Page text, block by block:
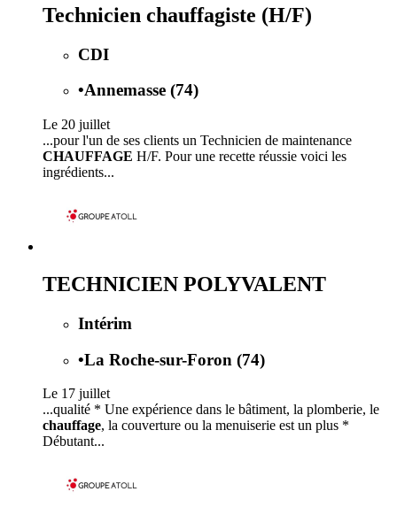
Technicien chauffagiste (H/F)
CDI
•Annemasse (74)
Le 20 juillet
...pour l'un de ses clients un Technicien de maintenance
CHAUFFAGE H/F. Pour une recette réussie voici les
ingrédients...
TECHNICIEN POLYVALENT
Intérim
•La Roche-sur-Foron (74)
Le 17 juillet
...qualité * Une expérience dans le bâtiment, la plomberie, le
chauffage, la couverture ou la menuiserie est un plus *
Débutant...